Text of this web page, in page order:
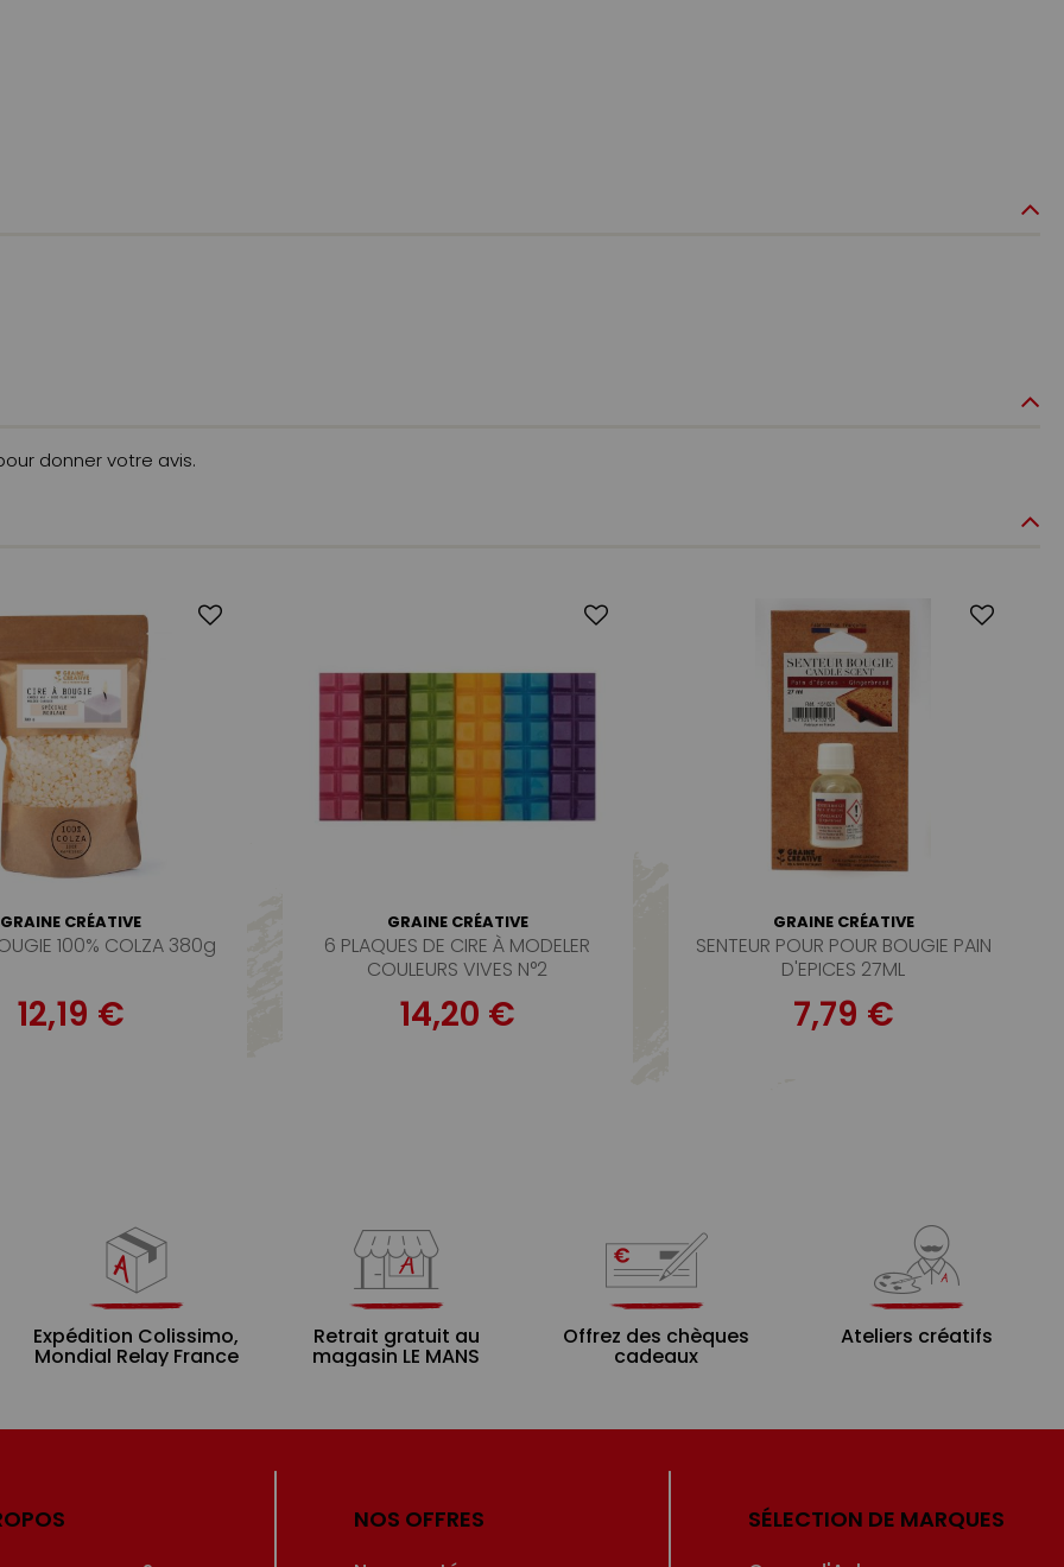
donner votre avis.
GRAINE CRÉATIVE
100% COLZA 380g
12,19 €
GRAINE CRÉATIVE
6 PLAQUES DE CIRE À MODELER
COULEURS VIVES N°2
14,20 €
GRAINE CRÉATIVE
SENTEUR POUR POUR BOUGIE PAIN
D'EPICES 27ML
7,79 €
Expédition Colissimo,
Mondial Relay France
Retrait gratuit au
magasin LE MANS
Offrez des chèques
cadeaux
Ateliers créatifs
NOS OFFRES SÉLECTION DE MARQUES